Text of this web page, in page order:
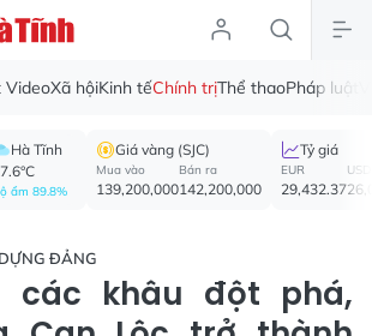
VideoXã hộiKinh tếChính trịThể thaoPháp luật
Hà Tĩnh
ẩm 89.8%
Giá vàng (SJC)
Mua vào
139,200,000
Bán ra
142,200,000
Tỷ giá
EUR
29,432.37
USD
ĐẢNG
các khâu đột phá,